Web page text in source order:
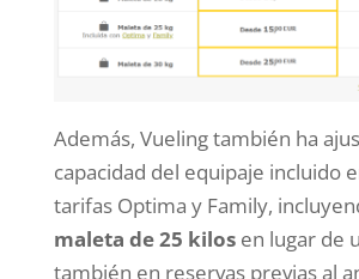
Además, Vueling también ha
capacidad del equipaje incluido
tarifas Optima y Family,
maleta de 25 kilosen lugar de
también en reservas previas al